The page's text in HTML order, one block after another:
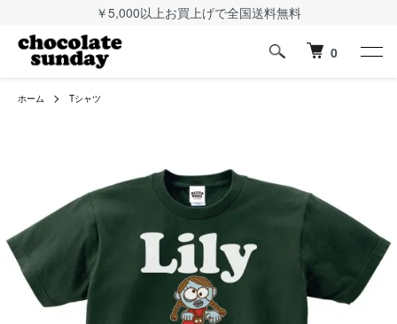
￥5,000以上お買上げで全国送料無料
0
ホーム Tシャツ